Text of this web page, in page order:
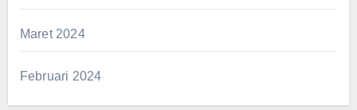
Maret 2024
Februari 2024